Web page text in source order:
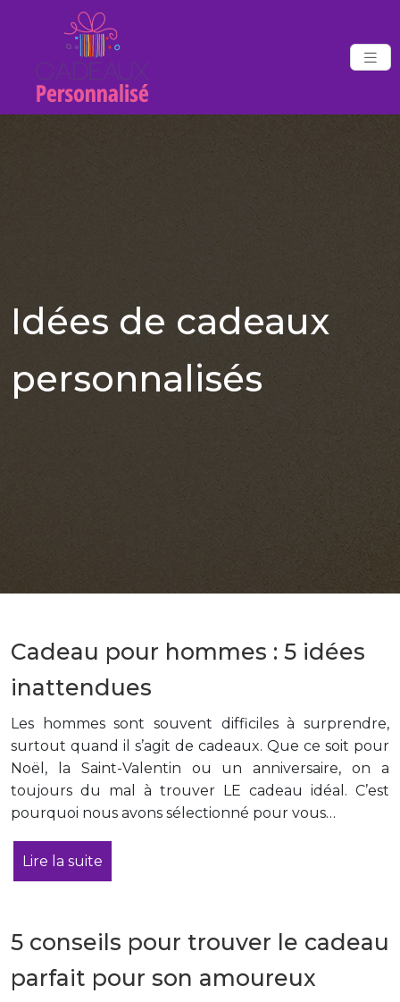
Idées de cadeaux
personnalisés
Cadeau pour hommes : 5 idées
inattendues
Les hommes sont souvent difficiles à surprendre,
surtout quand il s’agit de cadeaux. Que ce soit pour
Noël, la Saint-Valentin ou un anniversaire, on a
toujours du mal à trouver LE cadeau idéal. C’est
pourquoi nous avons sélectionné pour vous…
Lire la suite
5 conseils pour trouver le cadeau
parfait pour son amoureux